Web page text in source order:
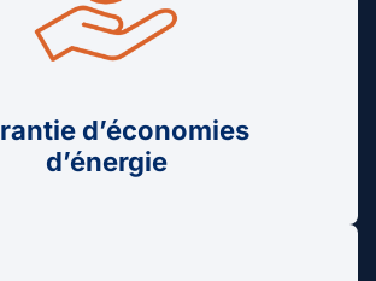
d’économies
d’énergie